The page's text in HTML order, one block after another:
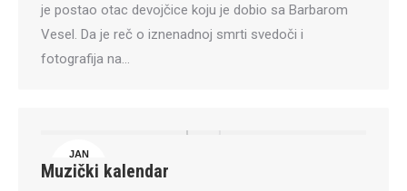
je postao otac devojčice koju je dobio sa Barbarom
Vesel. Da je reč o iznenadnoj smrti svedoči i
fotografija na…
JAN
22
Muzički kalendar